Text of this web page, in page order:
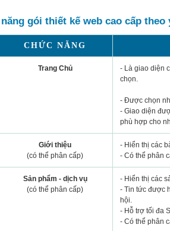
gói thiết kế web cao cấp theo
CHỨC NĂNG
Trang Chủ
- Là giao diện
chọn.
- Được chọn
- Giao diện
phù hợp cho
Giới thiệu
(có thể phân cấp)
- Hiển thị các
- Có thể phân
Sản phẩm - dịch vụ
(có thể phân cấp)
- Hiển thị các
- Tin tức được
hội.
- Hỗ trợ tối đa
- Có thể phân